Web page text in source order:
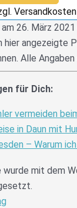
Versandkosten
26. März 2021
hier angezeigte
Alle Angaben
für Dich:
vermeiden
in Daun mit
– Warum
wurde mit dem